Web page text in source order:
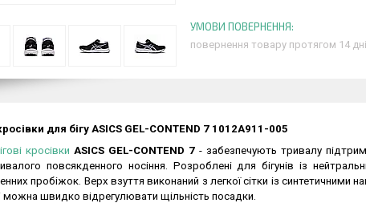
повернення товару протягом 14
для бігу ASICS GEL-CONTEND 7 1012A911-005
кросівки ASICS GEL-CONTEND 7- забезпечують тривалу
повсякденного носіння. Розроблені для бігунів із
пробіжок. Верх взуття виконаний з легкої сітки із синтетичними
можна швидко відрегулювати щільність посадки.